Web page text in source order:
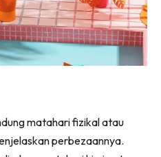
matahari fizikal atau
perbezaannya.